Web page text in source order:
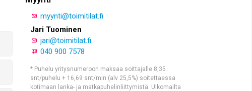
myynti@toimitilat.fi
Jari Tuominen
jari@toimitilat.fi
040 900 7578
* Puhelu yritysnumeroon maksaa soittajalle 8,35
snt/puhelu + 16,69 snt/min (alv 25,5%) soitettaessa
kotimaan lanka- ja matkapuhelinliittymistä. Ulkomailta